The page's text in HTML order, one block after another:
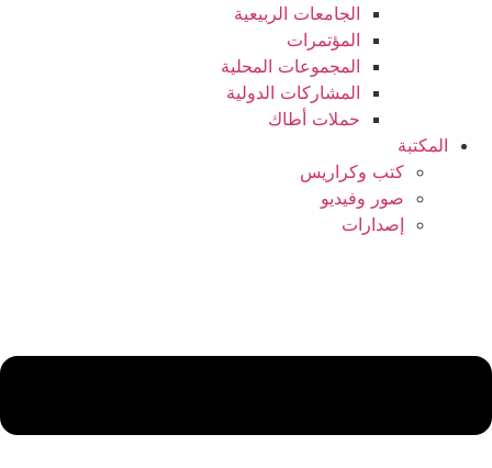
الجامعات الربيعية
المؤتمرات
المجموعات المحلية
المشاركات الدولية
حملات أطاك
المكتبة
كتب وكراريس
صور وفيديو
إصدارات